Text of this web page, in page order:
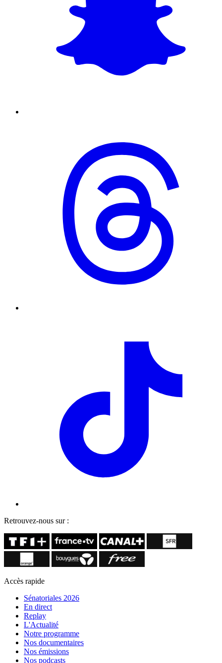
Retrouvez-nous sur :
Accès rapide
Sénatoriales 2026
En direct
Replay
L'Actualité
Notre programme
Nos documentaires
Nos émissions
Nos podcasts